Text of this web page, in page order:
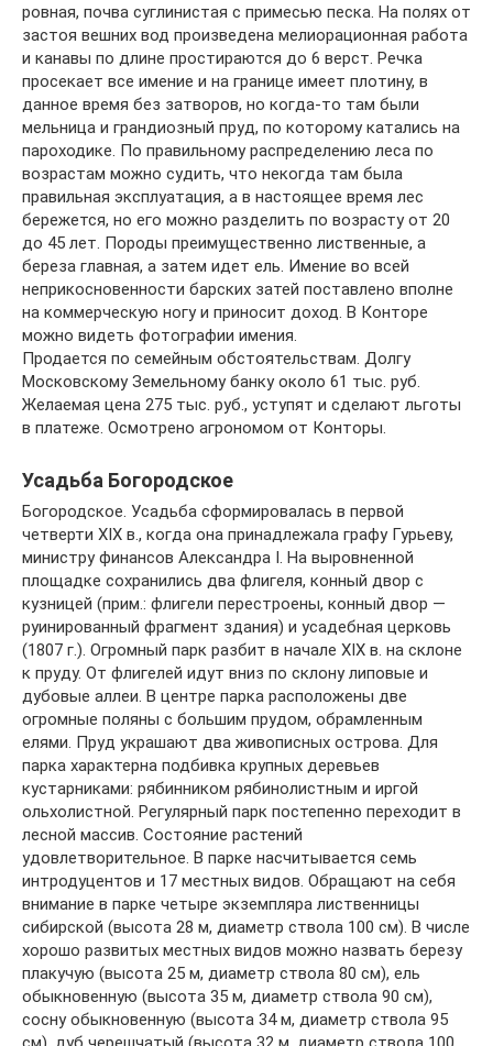
ровная, почва суглинистая с примесью песка. На полях от
застоя вешних вод произведена мелиорационная работа
и канавы по длине простираются до 6 верст. Речка
просекает все имение и на границе имеет плотину, в
данное время без затворов, но когда-то там были
мельница и грандиозный пруд, по которому катались на
пароходике. По правильному распределению леса по
возрастам можно судить, что некогда там была
правильная эксплуатация, а в настоящее время лес
бережется, но его можно разделить по возрасту от 20
до 45 лет. Породы преимущественно лиственные, а
береза главная, а затем идет ель. Имение во всей
неприкосновенности барских затей поставлено вполне
на коммерческую ногу и приносит доход. В Конторе
можно видеть фотографии имения.
Продается по семейным обстоятельствам. Долгу
Московскому Земельному банку около 61 тыс. руб.
Желаемая цена 275 тыс. руб., уступят и сделают льготы
в платеже. Осмотрено агрономом от Конторы.
Усадьба Богородское
Богородское. Усадьба сформировалась в первой
четверти XIX в., когда она принадлежала графу Гурьеву,
министру финансов Александра I. На выровненной
площадке сохранились два флигеля, конный двор с
кузницей (прим.: флигели перестроены, конный двор —
руинированный фрагмент здания) и усадебная церковь
(1807 г.). Огромный парк разбит в начале XIX в. на склоне
к пруду. От флигелей идут вниз по склону липовые и
дубовые аллеи. В центре парка расположены две
огромные поляны с большим прудом, обрамленным
елями. Пруд украшают два живописных острова. Для
парка характерна подбивка крупных деревьев
кустарниками: рябинником рябинолистным и иргой
ольхолистной. Регулярный парк постепенно переходит в
лесной массив. Состояние растений
удовлетворительное. В парке насчитывается семь
интродуцентов и 17 местных видов. Обращают на себя
внимание в парке четыре экземпляра лиственницы
сибирской (высота 28 м, диаметр ствола 100 см). В числе
хорошо развитых местных видов можно назвать березу
плакучую (высота 25 м, диаметр ствола 80 см), ель
обыкновенную (высота 35 м, диаметр ствола 90 см),
сосну обыкновенную (высота 34 м, диаметр ствола 95